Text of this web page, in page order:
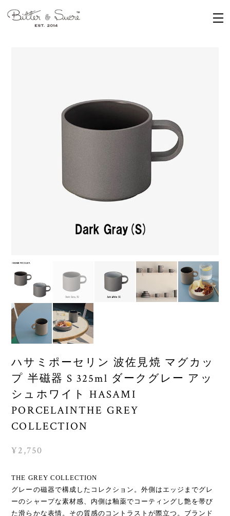
ハサミポーセリン 波佐見焼 マグカッ
プ 半磁器 S 325ml ダークグレー アッ
シュホワイト HASAMI
PORCELAINTHE GREY
COLLECTION
¥2,750
THE GREY COLLECTION
グレーの磁器で構成したコレクション。外側はエッジまでグレ
ーのシャープな素材感、内側は釉薬でコーティングし艶を帯び
た滑らかな表情。その質感のコントラストが際立つ。ブランド